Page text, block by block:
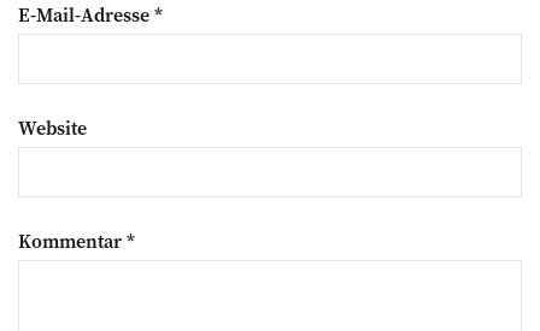
E-Mail-Adresse*
Website
Kommentar*